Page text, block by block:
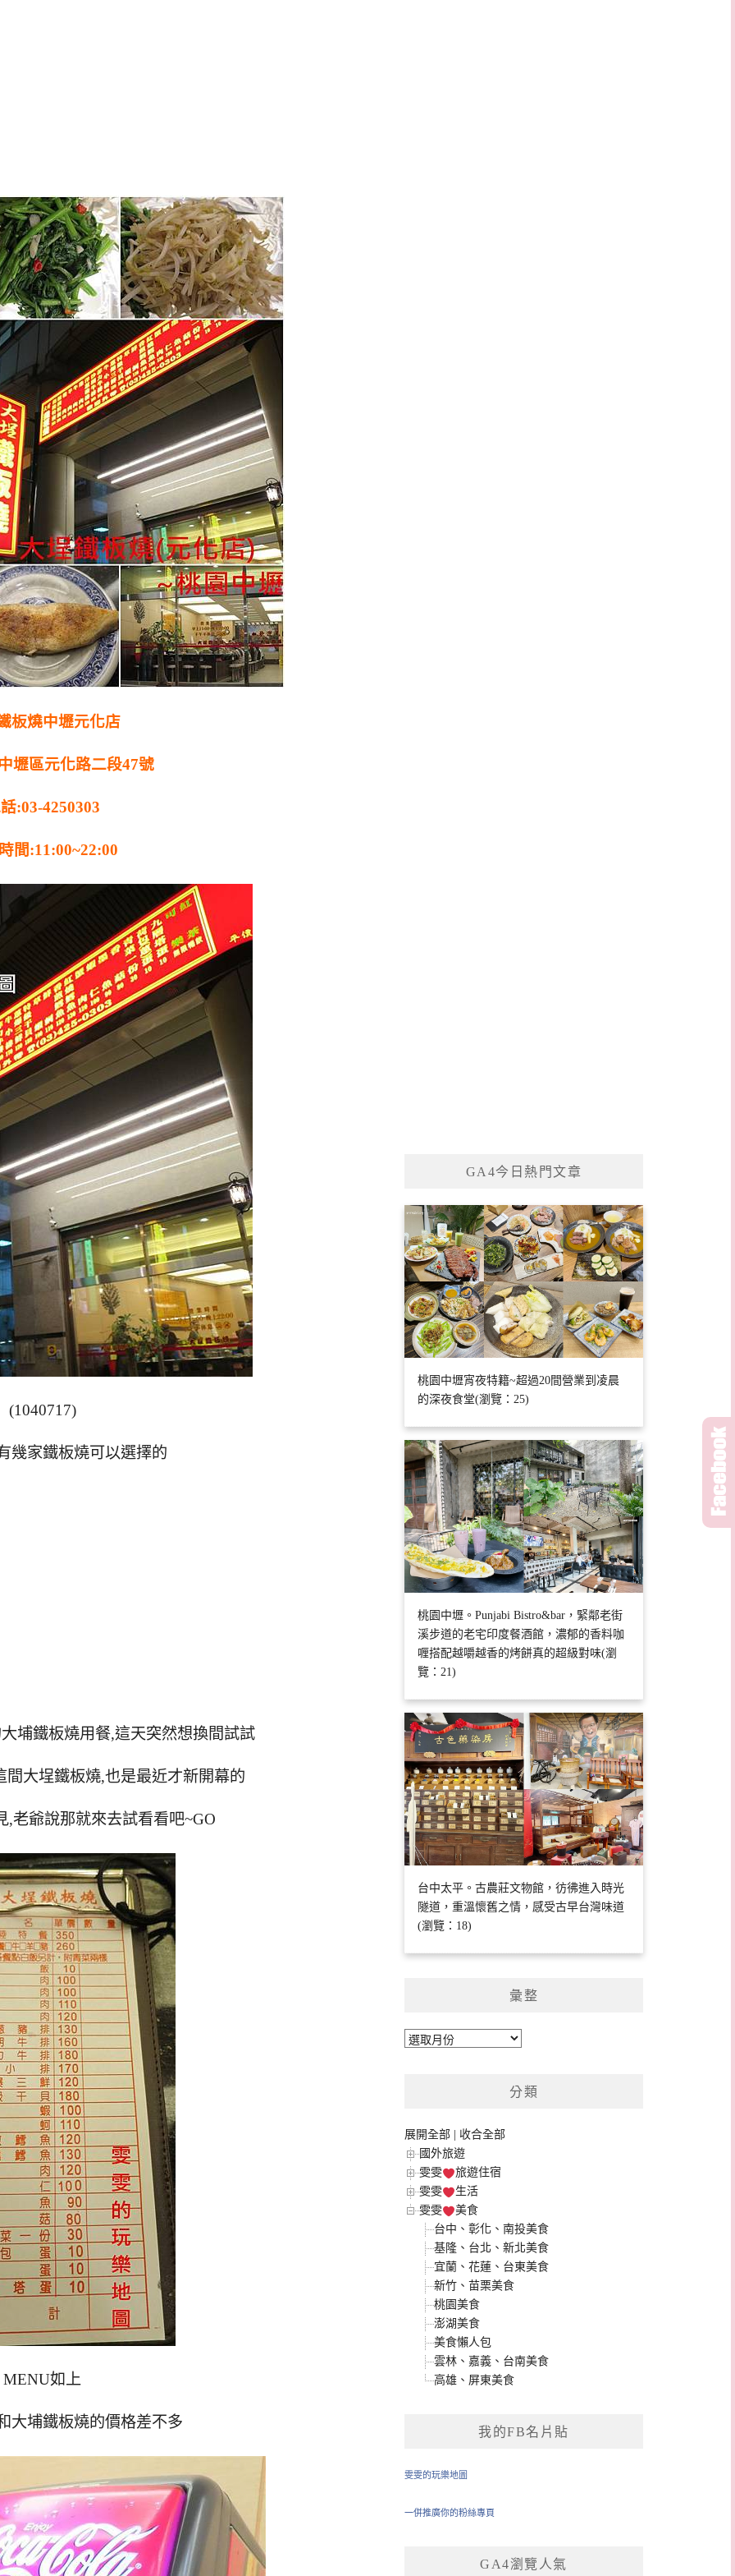
板燒中壢元化店
壢區元化路二段47號
:03-4250303
間:11:00~22:00
(1040717)
幾家鐵板燒可以選擇的
埔鐵板燒用餐,這天突然想換間試試
間大埕鐵板燒,也是最近才新開幕的
,老爺說那就來去試看看吧~GO
MENU如上
大埔鐵板燒的價格差不多
GA4今日熱門文章
桃園中壢宵夜特籍~超過20間營業到凌晨
的深夜食堂(瀏覽：25)
桃園中壢。Punjabi Bistro&bar，緊鄰老街
溪步道的老宅印度餐酒館，濃郁的香料咖
喱搭配越嚼越香的烤餅真的超級對味(瀏
覽：21)
台中太平。古農莊文物館，彷彿進入時光
隧道，重溫懷舊之情，感受古早台灣味道
(瀏覽：18)
彙整
彙
分類
展開全部
收合全部
國外旅遊
雯雯
旅遊住宿
雯雯
生活
雯雯
美食
台中、彰化、南投美食
基隆、台北、新北美食
宜蘭、花蓮、台東美食
新竹、苗栗美食
桃園美食
澎湖美食
美食懶人包
雲林、嘉義、台南美食
高雄、屏東美食
我的FB名片貼
雯雯的玩樂地圖
一併推廣你的粉絲專頁
GA4瀏覽人氣